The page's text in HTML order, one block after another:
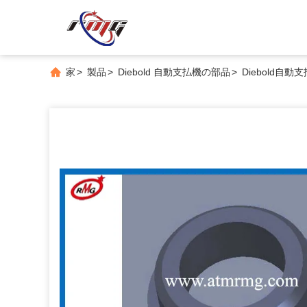
家> 製品> Diebold 自動支払機の部品> Diebold自動